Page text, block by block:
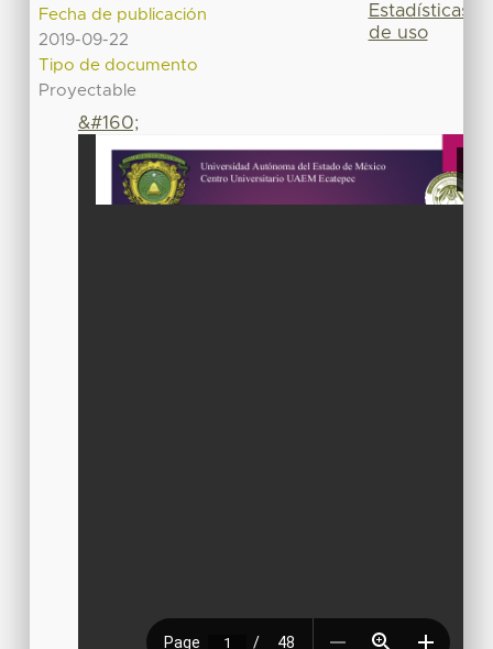
Fecha de publicación
2019-09-22
Tipo de documento
Proyectable
&#160;
Estadísticas
de uso